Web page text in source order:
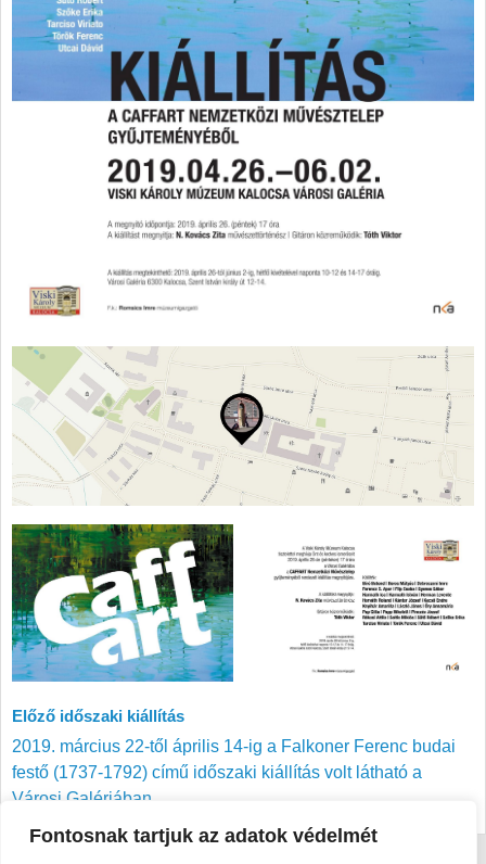
Fontosnak tartjuk az adatok védelmét
Előző időszaki kiállítás
2019. március 22-től április 14-ig a Falkoner Ferenc budai
festő (1737-1792) című időszaki kiállítás volt látható a
Városi Galériában